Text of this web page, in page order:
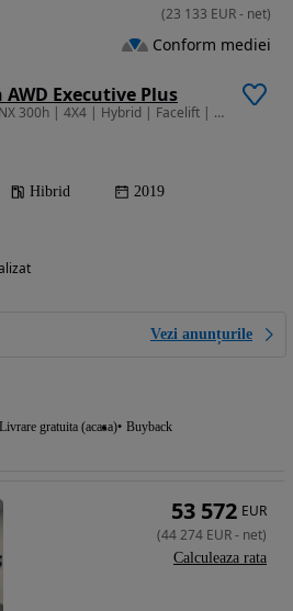
AWD Executive Plus
2494 cm3 • 197 CP • LEXUS NX 300h | 4X4 | Hybrid | Facelift | Garantie 3 ani | Finantare |
Hibrid 2019
Vezi anunțurile
Livrare gratuita (acasa) Buyback
(23 133 EUR- net)
Conform mediei
53 572 EUR
(44 274 EUR- net)
Calculeaza rata